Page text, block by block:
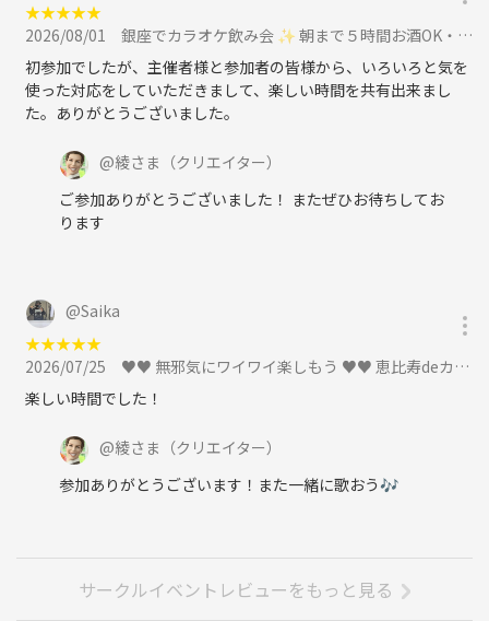
★★★★★
2026/08/01
銀座でカラオケ飲み会 ✨ 朝まで５時間お酒OK・フリードリンク 🥂 安心の1人参加 ✨ 初めてさん大歓迎 ✨に参加
初参加でしたが、主催者様と参加者の皆様から、いろいろと気を
使った対応をしていただきまして、楽しい時間を共有出来まし
た。ありがとうございました。
@綾さま （クリエイター）
ご参加ありがとうございました！ またぜひお待ちしてお
ります
@Saika
★★★★★
2026/07/25
♥♥ 無邪気にワイワイ楽しもう ♥♥ 恵比寿deカラオケオフ会 📯 ３時間飲み放題 🍷 歌って飲んで楽しもう🎤に参加
楽しい時間でした！
@綾さま （クリエイター）
参加ありがとうございます！また一緒に歌おう🎶
サークルイベントレビューをもっと見る